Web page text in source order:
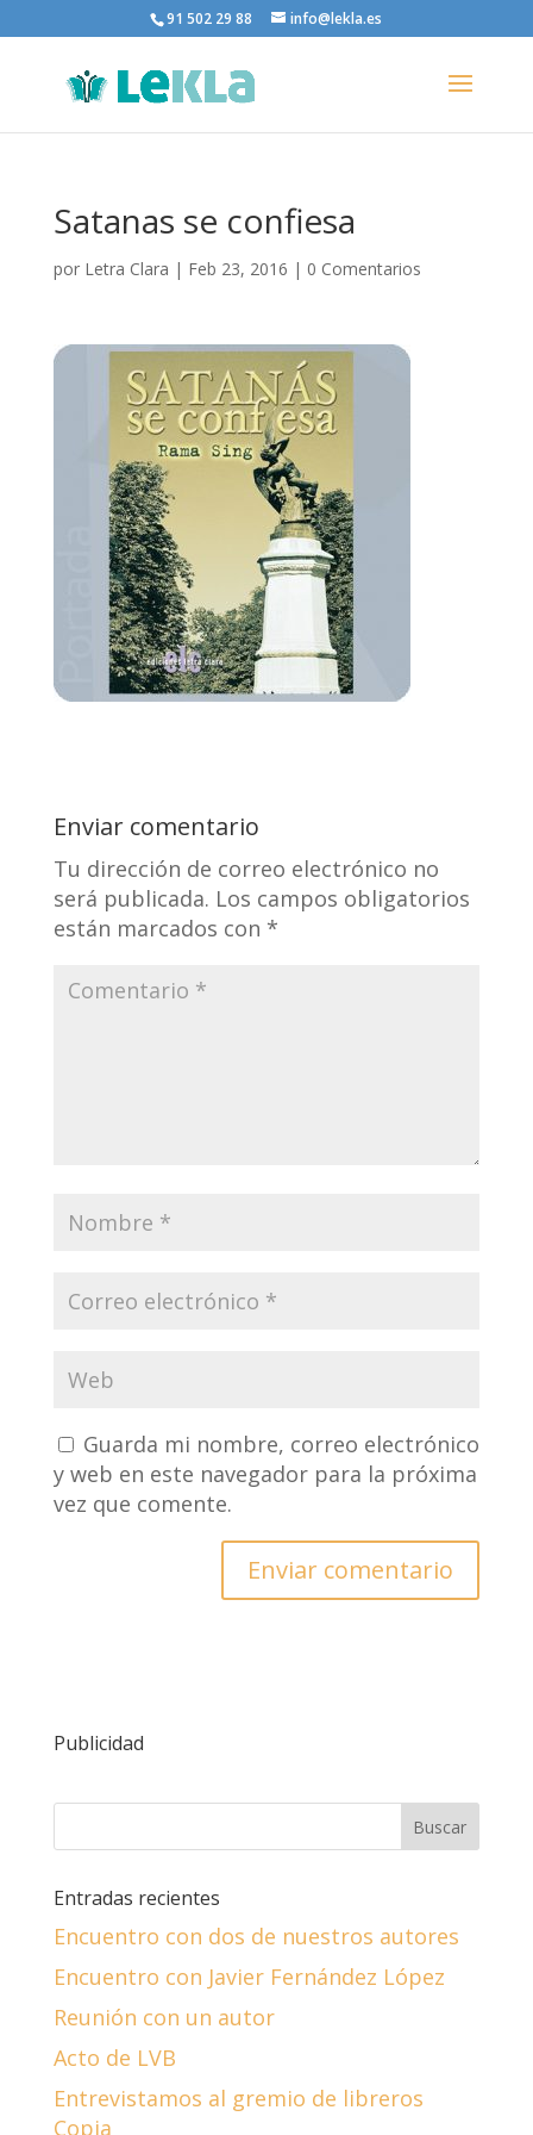
91 502 29 88 info@lekla.es
Satanas se confiesa
por Letra Clara | Feb 23, 2016 | 0 Comentarios
Enviar comentario
Tu dirección de correo electrónico no
será publicada. Los campos obligatorios
están marcados con *
Guarda mi nombre, correo electrónico
y web en este navegador para la próxima
vez que comente.
Publicidad
Entradas recientes
Encuentro con dos de nuestros autores
Encuentro con Javier Fernández López
Reunión con un autor
Acto de LVB
Entrevistamos al gremio de libreros
Copia